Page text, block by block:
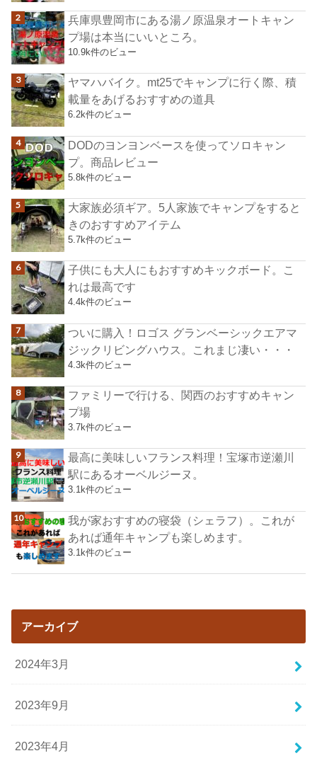
兵庫県豊岡市にある湯ノ原温泉オートキャン
プ場は本当にいいところ。
10.9k件のビュー
ヤマハバイク。mt25でキャンプに行く際、積
載量をあげるおすすめの道具
6.2k件のビュー
DODのヨンヨンベースを使ってソロキャン
プ。商品レビュー
5.8k件のビュー
大家族必須ギア。5人家族でキャンプをすると
きのおすすめアイテム
5.7k件のビュー
子供にも大人にもおすすめキックボード。こ
れは最高です
4.4k件のビュー
ついに購入！ロゴス グランベーシックエアマ
ジックリビングハウス。これまじ凄い・・・
4.3k件のビュー
ファミリーで行ける、関西のおすすめキャン
プ場
3.7k件のビュー
最高に美味しいフランス料理！宝塚市逆瀬川
駅にあるオーベルジーヌ。
3.1k件のビュー
我が家おすすめの寝袋（シェラフ）。これが
あれば通年キャンプも楽しめます。
3.1k件のビュー
アーカイブ
2024年3月
2023年9月
2023年4月